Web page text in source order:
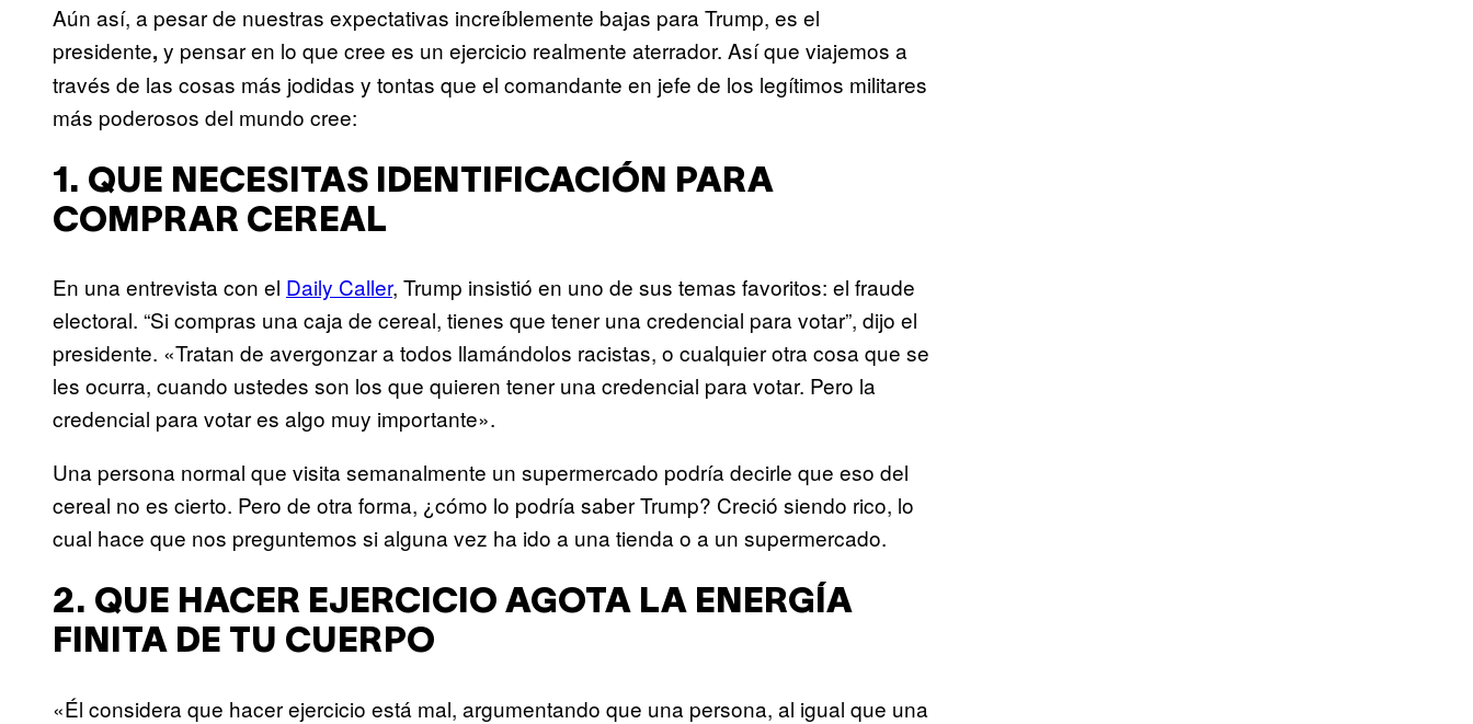
Aún así, a pesar de nuestras expectativas increíblemente bajas para Trump, es el
presidente, y pensar en lo que cree es un ejercicio realmente aterrador. Así que viajemos a
través de las cosas más jodidas y tontas que el comandante en jefe de los legítimos militares
más poderosos del mundo cree:
1. QUE NECESITAS IDENTIFICACIÓN PARA
COMPRAR CEREAL
En una entrevista con el Daily Caller, Trump insistió en uno de sus temas favoritos: el fraude
electoral. “Si compras una caja de cereal, tienes que tener una credencial para votar”, dijo el
presidente. «Tratan de avergonzar a todos llamándolos racistas, o cualquier otra cosa que se
les ocurra, cuando ustedes son los que quieren tener una credencial para votar. Pero la
credencial para votar es algo muy importante».
Una persona normal que visita semanalmente un supermercado podría decirle que eso del
cereal no es cierto. Pero de otra forma, ¿cómo lo podría saber Trump? Creció siendo rico, lo
cual hace que nos preguntemos si alguna vez ha ido a una tienda o a un supermercado.
2. QUE HACER EJERCICIO AGOTA LA ENERGÍA
FINITA DE TU CUERPO
«Él considera que hacer ejercicio está mal, argumentando que una persona, al igual que una